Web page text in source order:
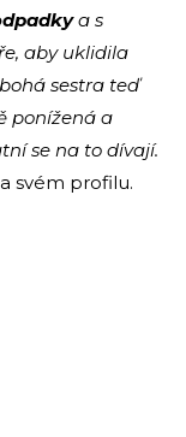
a s
aby uklidila
sestra teď
ponížená a
se na to dívají.
svém profilu.